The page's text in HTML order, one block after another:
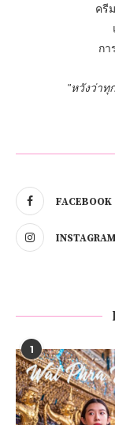
ครี
กา
"หวังว่า
FACEBOOK
INSTAGRAM
1